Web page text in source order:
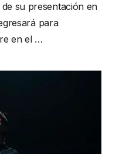
su presentación en
para
en el …